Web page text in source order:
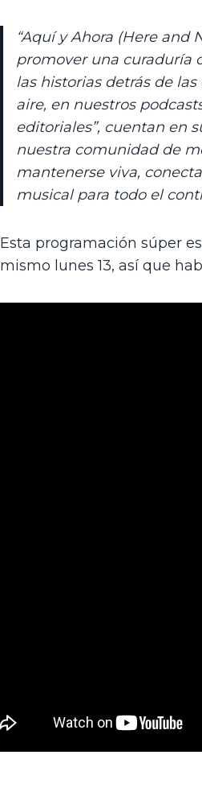
“Aquí y Ahora (Here and
promover una curaduría
las historias detrás de
aire, en nuestros
editoriales”, cuentan en
nuestra comunidad de
mantenerse viva,
musical para todo el
Esta programación súper
mismo lunes 13, así que